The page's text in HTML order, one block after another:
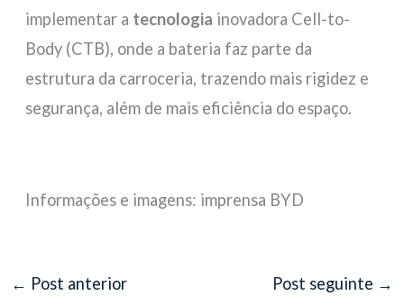
implementar a tecnologia inovadora Cell-to-
Body (CTB), onde a bateria faz parte da
estrutura da carroceria, trazendo mais rigidez e
segurança, além de mais eficiência do espaço.
Informações e imagens: imprensa BYD
← Post anterior Post seguinte →